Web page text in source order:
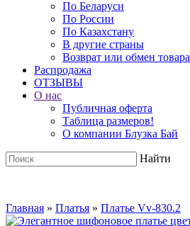
По Беларуси
По России
По Казахстану
В другие страны
Возврат или обмен товара
Распродажа
ОТЗЫВЫ
О нас
Публичная оферта
Таблица размеров!
О компании Блузка Бай
Найти
Главная » Платья » Платье Vv-830.2